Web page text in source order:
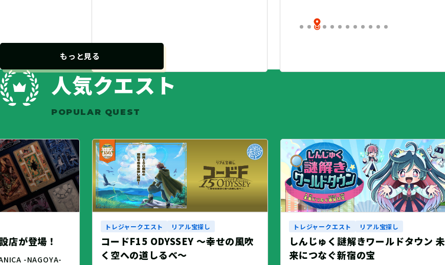
もっと見る
人気クエスト
POPULAR QUEST
店が登場！
-NAGOYA-
トレジャークエスト リアル宝探し
コードF15 ODYSSEY ～幸せの風吹
く空への道しるべ～
トレジャークエスト リアル宝探し
しんじゅく謎解きワールドタウン 未
来につなぐ新宿の宝